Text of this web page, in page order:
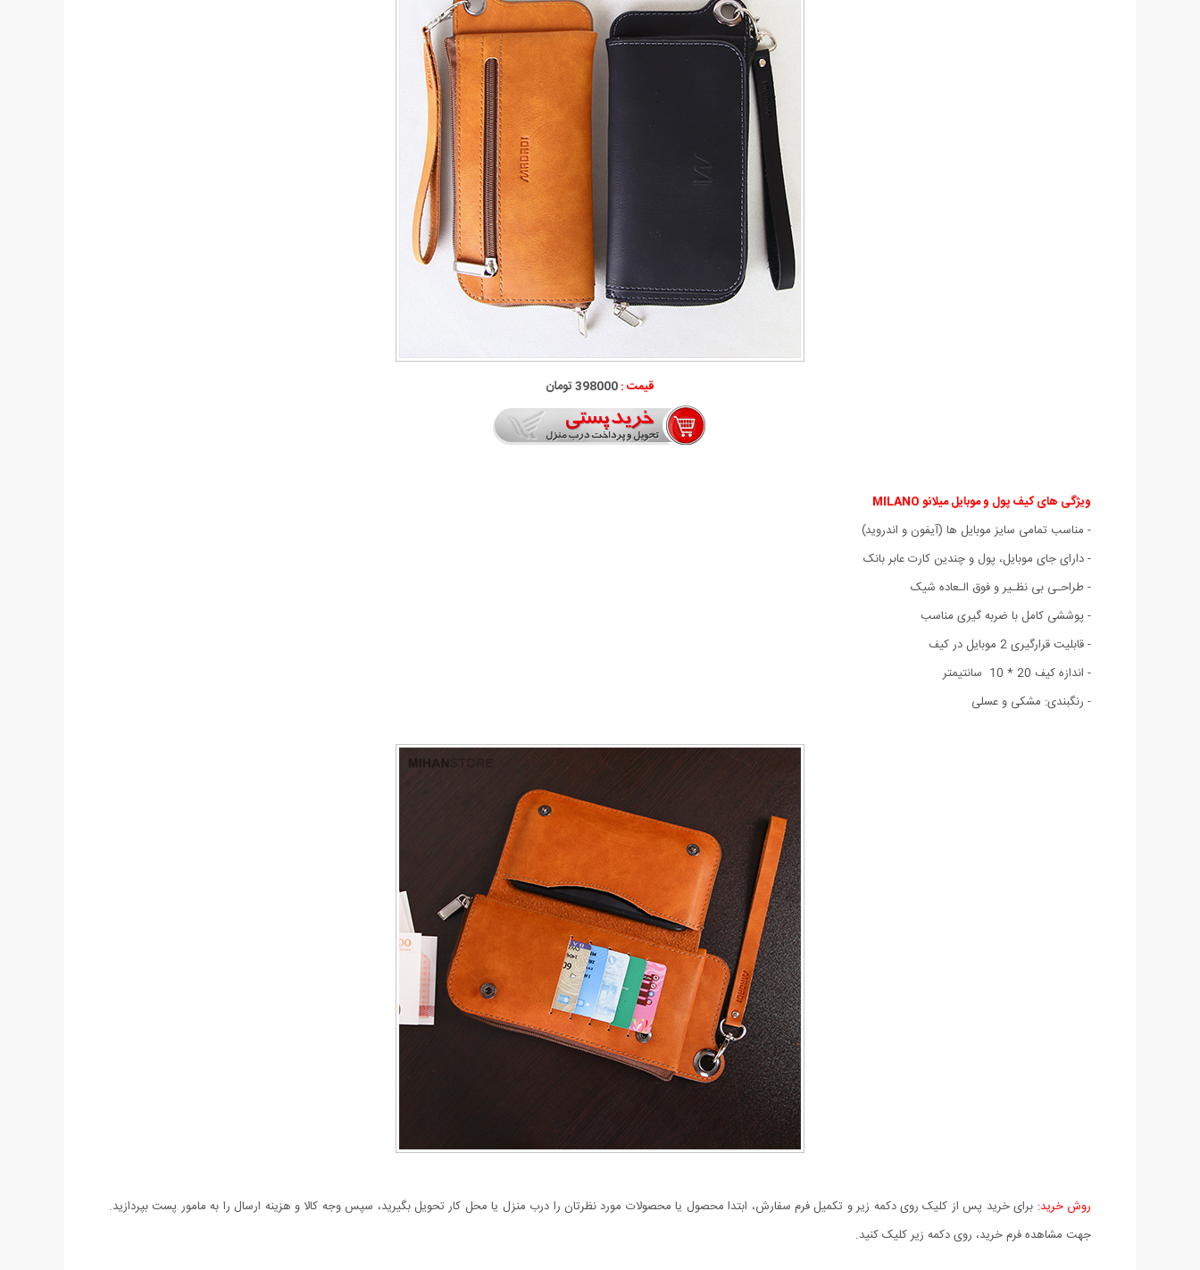
قیمت :398000 تومان
ویژگی های کیف پول و موبایل میلانو MILANO
- مناسب تمامی سایز موبایل ها (آیفون و اندروید)
- دارای جای موبایل، پول و چندین کارت عابر بانک
- طراحـی بی نظـیر و فوق الـعاده شیک
- پوششی کامل با ضربه گیری مناسب
- قابلیت قرارگیری 2 موبایل در کیف
- اندازه کیف 20 * 10 سانتیمتر
- رنگبندی: مشکی و عسلی
روش خرید: برای خرید پس از کلیک روی دکمه زیر و تکمیل فرم سفارش، ابتدا محصول یا محصولات مورد نظرتان را درب منزل یا محل کار تحویل بگیرید، سپس وجه کالا و هزینه ارسال را به مامور پست بپردازید.
جهت مشاهده فرم خرید، روی دکمه زیر کلیک کنید.